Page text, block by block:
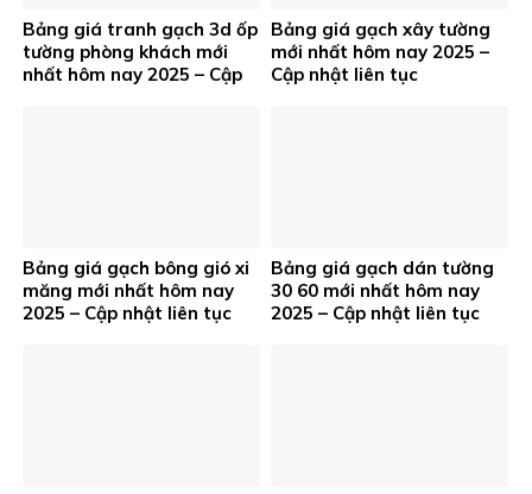
Bảng giá tranh gạch 3d ốp
tường phòng khách mới
nhất hôm nay 2025 – Cập
Bảng giá gạch xây tường
mới nhất hôm nay 2025 –
Cập nhật liên tục
Bảng giá gạch bông gió xi
măng mới nhất hôm nay
2025 – Cập nhật liên tục
Bảng giá gạch dán tường
30 60 mới nhất hôm nay
2025 – Cập nhật liên tục